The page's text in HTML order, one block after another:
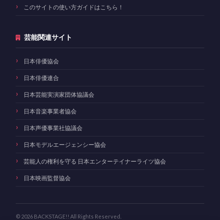
このサイトの使い方ガイドはこちら！
芸能関連サイト
日本俳優協会
日本俳優連合
日本芸能実演家団体協議会
日本音楽事業者協会
日本声優事業社協議会
日本モデルエージェンシー協会
芸能人の権利を守る 日本エンターテイナーライツ協会
日本映画監督協会
© 2026 BACKSTAGE!! All Rights Reserved.